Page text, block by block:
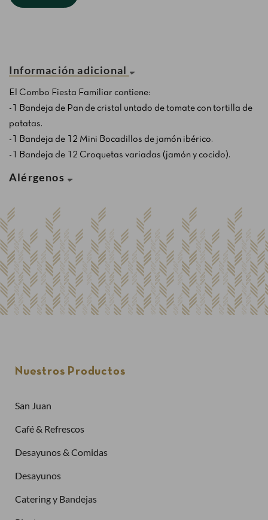
Información adicional
El Combo Fiesta Familiar contiene:
-1 Bandeja de Pan de cristal untado de tomate con tortilla de
patatas.
-1 Bandeja de 12 Mini Bocadillos de jamón ibérico.
-1 Bandeja de 12 Croquetas variadas (jamón y cocido).
Alérgenos
Nuestros Productos
San Juan
Café & Refrescos
Desayunos & Comidas
Desayunos
Catering y Bandejas